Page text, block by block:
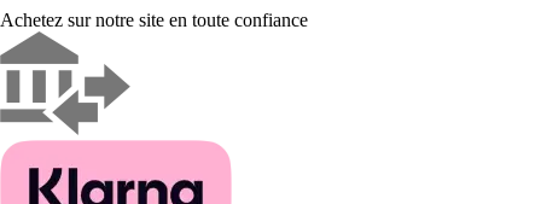
Achetez sur notre site en toute confiance